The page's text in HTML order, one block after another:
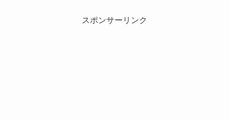
スポンサーリンク